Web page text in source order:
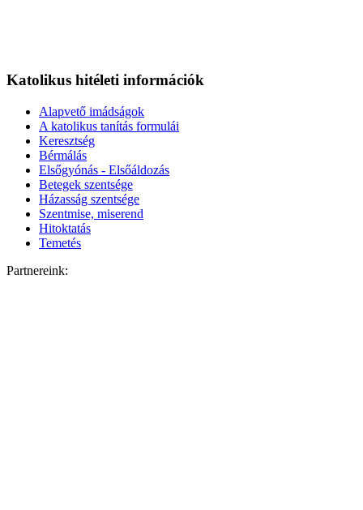
Katolikus hitéleti információk
Alapvető imádságok
A katolikus tanítás formulái
Keresztség
Bérmálás
Elsőgyónás - Elsőáldozás
Betegek szentsége
Házasság szentsége
Szentmise, miserend
Hitoktatás
Temetés
Partnereink: